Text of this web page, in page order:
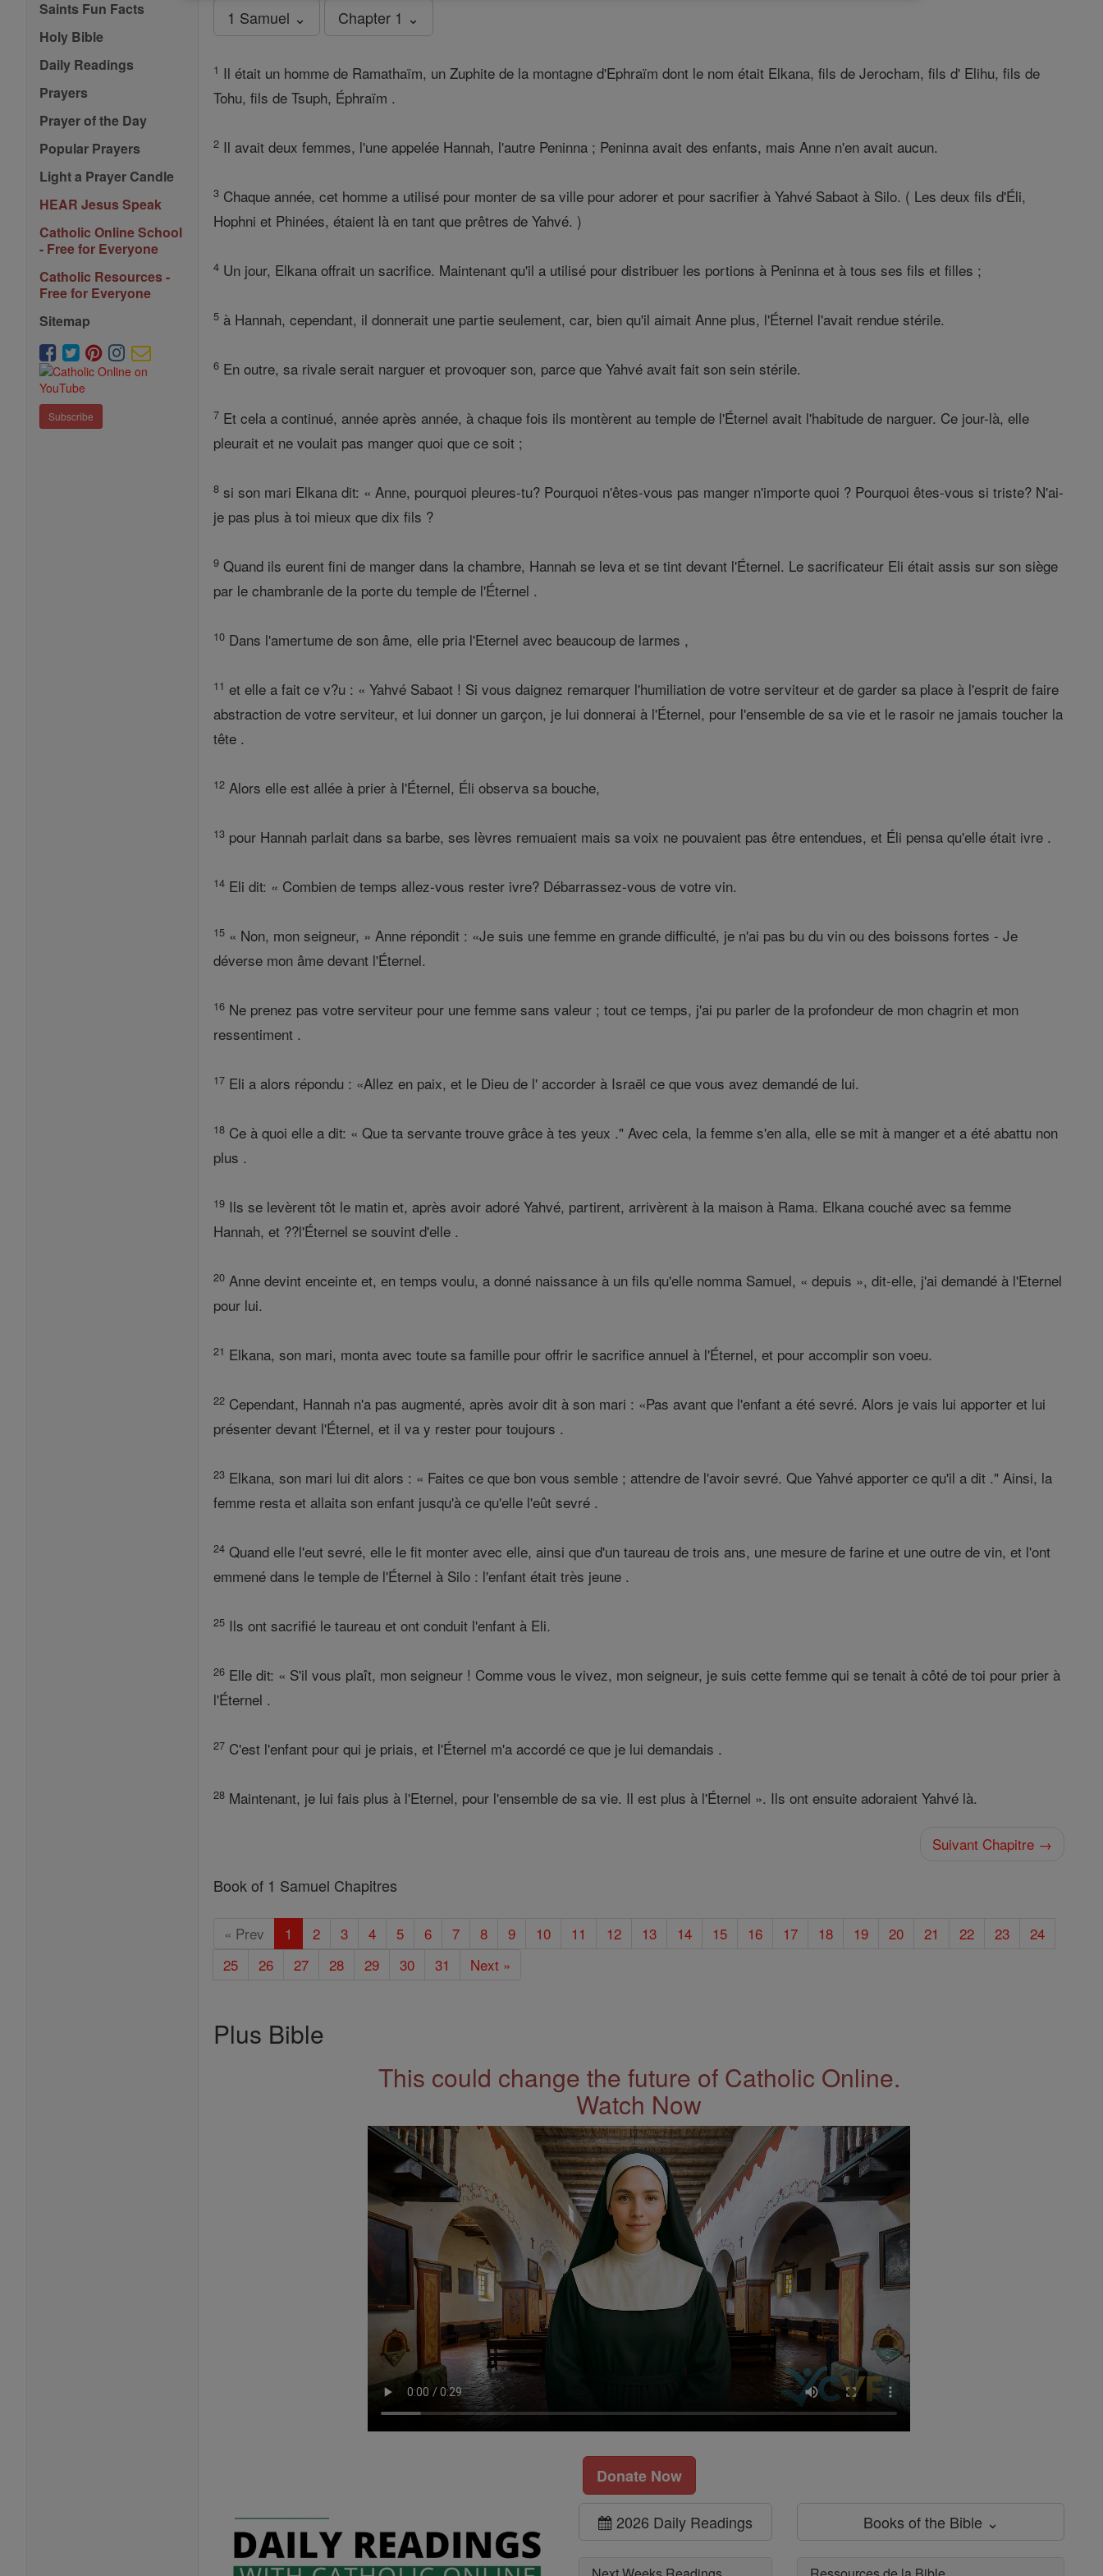
Saints Fun Facts
Holy Bible
Daily Readings
Prayers
Prayer of the Day
Popular Prayers
Light a Prayer Candle
HEAR Jesus Speak
Catholic Online School
- Free for Everyone
Catholic Resources -
Free for Everyone
Sitemap
Subscribe
1 Samuel ⌄ Chapter 1 ⌄
1 Il était un homme de Ramathaïm, un Zuphite de la montagne d'Ephraïm dont le nom était Elkana, fils de Jerocham, fils d' Elihu, fils de
Tohu, fils de Tsuph, Éphraïm .
2 Il avait deux femmes, l'une appelée Hannah, l'autre Peninna ; Peninna avait des enfants, mais Anne n'en avait aucun.
3 Chaque année, cet homme a utilisé pour monter de sa ville pour adorer et pour sacrifier à Yahvé Sabaot à Silo. ( Les deux fils d'Éli,
Hophni et Phinées, étaient là en tant que prêtres de Yahvé. )
4 Un jour, Elkana offrait un sacrifice. Maintenant qu'il a utilisé pour distribuer les portions à Peninna et à tous ses fils et filles ;
5 à Hannah, cependant, il donnerait une partie seulement, car, bien qu'il aimait Anne plus, l'Éternel l'avait rendue stérile.
6 En outre, sa rivale serait narguer et provoquer son, parce que Yahvé avait fait son sein stérile.
7 Et cela a continué, année après année, à chaque fois ils montèrent au temple de l'Éternel avait l'habitude de narguer. Ce jour-là, elle
pleurait et ne voulait pas manger quoi que ce soit ;
8 si son mari Elkana dit: « Anne, pourquoi pleures-tu? Pourquoi n'êtes-vous pas manger n'importe quoi ? Pourquoi êtes-vous si triste? N'ai-
je pas plus à toi mieux que dix fils ?
9 Quand ils eurent fini de manger dans la chambre, Hannah se leva et se tint devant l'Éternel. Le sacrificateur Eli était assis sur son siège
par le chambranle de la porte du temple de l'Éternel .
10 Dans l'amertume de son âme, elle pria l'Eternel avec beaucoup de larmes ,
11 et elle a fait ce v?u : « Yahvé Sabaot ! Si vous daignez remarquer l'humiliation de votre serviteur et de garder sa place à l'esprit de faire
abstraction de votre serviteur, et lui donner un garçon, je lui donnerai à l'Éternel, pour l'ensemble de sa vie et le rasoir ne jamais toucher la
tête .
12 Alors elle est allée à prier à l'Éternel, Éli observa sa bouche,
13 pour Hannah parlait dans sa barbe, ses lèvres remuaient mais sa voix ne pouvaient pas être entendues, et Éli pensa qu'elle était ivre .
14 Eli dit: « Combien de temps allez-vous rester ivre? Débarrassez-vous de votre vin.
15 « Non, mon seigneur, » Anne répondit : «Je suis une femme en grande difficulté, je n'ai pas bu du vin ou des boissons fortes - Je
déverse mon âme devant l'Éternel.
16 Ne prenez pas votre serviteur pour une femme sans valeur ; tout ce temps, j'ai pu parler de la profondeur de mon chagrin et mon
ressentiment .
17 Eli a alors répondu : «Allez en paix, et le Dieu de l' accorder à Israël ce que vous avez demandé de lui.
18 Ce à quoi elle a dit: « Que ta servante trouve grâce à tes yeux ." Avec cela, la femme s'en alla, elle se mit à manger et a été abattu non
plus .
19 Ils se levèrent tôt le matin et, après avoir adoré Yahvé, partirent, arrivèrent à la maison à Rama. Elkana couché avec sa femme
Hannah, et ??l'Éternel se souvint d'elle .
20 Anne devint enceinte et, en temps voulu, a donné naissance à un fils qu'elle nomma Samuel, « depuis », dit-elle, j'ai demandé à l'Eternel
pour lui.
21 Elkana, son mari, monta avec toute sa famille pour offrir le sacrifice annuel à l'Éternel, et pour accomplir son voeu.
22 Cependant, Hannah n'a pas augmenté, après avoir dit à son mari : «Pas avant que l'enfant a été sevré. Alors je vais lui apporter et lui
présenter devant l'Éternel, et il va y rester pour toujours .
23 Elkana, son mari lui dit alors : « Faites ce que bon vous semble ; attendre de l'avoir sevré. Que Yahvé apporter ce qu'il a dit ." Ainsi, la
femme resta et allaita son enfant jusqu'à ce qu'elle l'eût sevré .
24 Quand elle l'eut sevré, elle le fit monter avec elle, ainsi que d'un taureau de trois ans, une mesure de farine et une outre de vin, et l'ont
emmené dans le temple de l'Éternel à Silo : l'enfant était très jeune .
25 Ils ont sacrifié le taureau et ont conduit l'enfant à Eli.
26 Elle dit: « S'il vous plaît, mon seigneur ! Comme vous le vivez, mon seigneur, je suis cette femme qui se tenait à côté de toi pour prier à
l'Éternel .
27 C'est l'enfant pour qui je priais, et l'Éternel m'a accordé ce que je lui demandais .
28 Maintenant, je lui fais plus à l'Eternel, pour l'ensemble de sa vie. Il est plus à l'Éternel ». Ils ont ensuite adoraient Yahvé là.
Suivant Chapitre →
Book of 1 Samuel Chapitres
« Prev 1 2 3 4 5 6 7 8 9 10 11 12 13 14 15 16 17 18 19 20 21 22 23
24
25
26 27 28 29 30 31 Next »
Plus Bible
This could change the future of Catholic Online.
Watch Now
Donate Now
2026 Daily Readings Books of the Bible ⌄